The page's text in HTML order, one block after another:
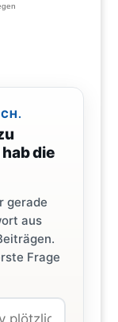
die
gerade
aus
Frage